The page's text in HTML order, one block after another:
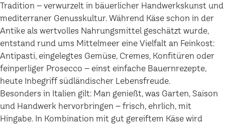
Tradition – verwurzelt in bäuerlicher Handwerkskunst und
mediterraner Genusskultur. Während Käse schon in der
Antike als wertvolles Nahrungsmittel geschätzt wurde,
entstand rund ums Mittelmeer eine Vielfalt an Feinkost:
Antipasti, eingelegtes Gemüse, Cremes, Konfitüren oder
feinperliger Prosecco – einst einfache Bauernrezepte,
heute Inbegriff südländischer Lebensfreude.
Besonders in Italien gilt: Man genießt, was Garten, Saison
und Handwerk hervorbringen – frisch, ehrlich, mit
Hingabe. In Kombination mit gut gereiftem Käse wird